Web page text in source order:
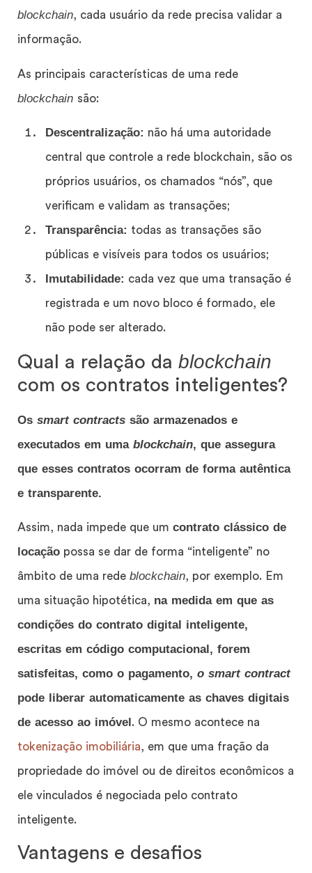
blockchain, cada usuário da rede precisa validar a
informação.
As principais características de uma rede
blockchain são:
Descentralização: não há uma autoridade
central que controle a rede blockchain, são os
próprios usuários, os chamados “nós”, que
verificam e validam as transações;
Transparência: todas as transações são
públicas e visíveis para todos os usuários;
Imutabilidade: cada vez que uma transação é
registrada e um novo bloco é formado, ele
não pode ser alterado.
Qual a relação da blockchain
com os contratos inteligentes?
Os smart contracts são armazenados e
executados em uma blockchain, que assegura
que esses contratos ocorram de forma autêntica
e transparente.
Assim, nada impede que um contrato clássico de
locação possa se dar de forma “inteligente” no
âmbito de uma rede blockchain, por exemplo. Em
uma situação hipotética, na medida em que as
condições do contrato digital inteligente,
escritas em código computacional, forem
satisfeitas, como o pagamento, o smart contract
pode liberar automaticamente as chaves digitais
de acesso ao imóvel. O mesmo acontece na
tokenização imobiliária, em que uma fração da
propriedade do imóvel ou de direitos econômicos a
ele vinculados é negociada pelo contrato
inteligente.
Vantagens e desafios